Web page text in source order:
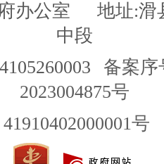
办公室
地址:滑
中段
备案序
2023004875号
号